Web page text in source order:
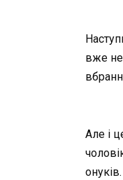
вже не
Але і